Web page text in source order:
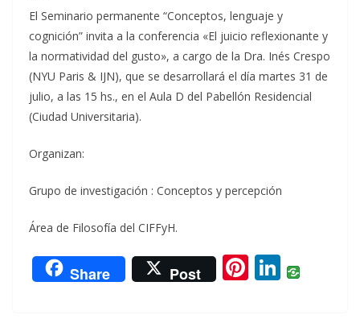
El Seminario permanente “Conceptos, lenguaje y
cognición” invita a la conferencia «El juicio reflexionante y
la normatividad del gusto», a cargo de la Dra. Inés Crespo
(NYU Paris & IJN), que se desarrollará el día martes 31 de
julio, a las 15 hs., en el Aula D del Pabellón Residencial
(Ciudad Universitaria).
Organizan:
Grupo de investigación : Conceptos y percepción
Área de Filosofía del CIFFyH.
Share Post Pi Li